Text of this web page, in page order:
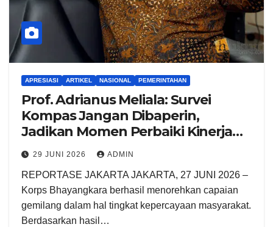
APRESIASI ARTIKEL NASIONAL PEMERINTAHAN
Prof. Adrianus Meliala: Survei
Kompas Jangan Dibaperin,
Jadikan Momen Perbaiki Kinerja
Polri
29 JUNI 2026 ADMIN
REPORTASE JAKARTA JAKARTA, 27 JUNI 2026 –
Korps Bhayangkara berhasil menorehkan capaian
gemilang dalam hal tingkat kepercayaan masyarakat.
Berdasarkan hasil…